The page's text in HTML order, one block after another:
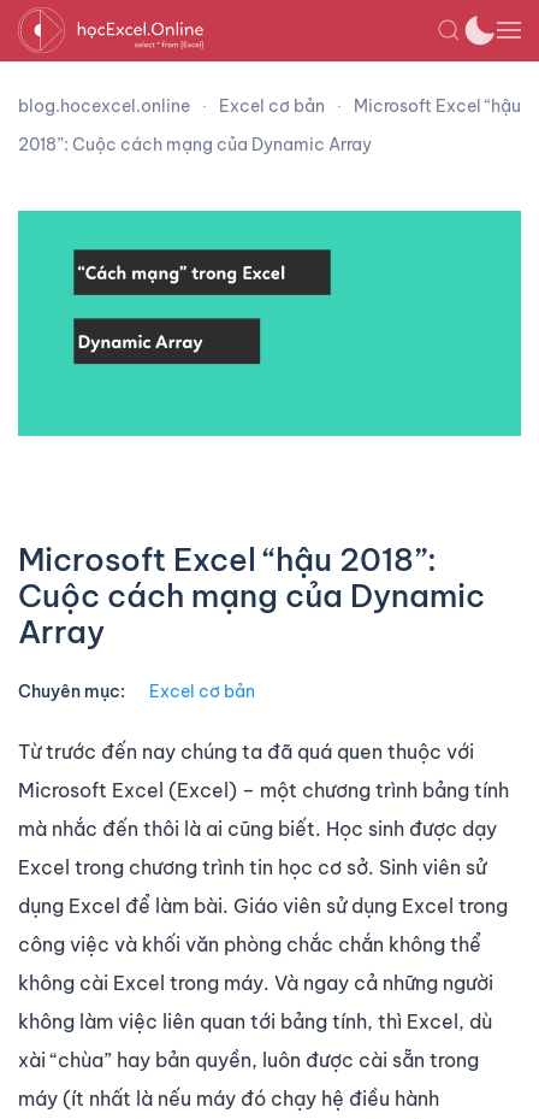
blog.hocexcel.online Excel cơ bản
Microsoft Excel “hậu
2018”: Cuộc cách mạng của Dynamic Array
Microsoft Excel “hậu 2018”:
Cuộc cách mạng của Dynamic
Array
Chuyên mục: Excel cơ bản
Từ trước đến nay chúng ta đã quá quen thuộc với
Microsoft Excel (Excel) – một chương trình bảng tính
mà nhắc đến thôi là ai cũng biết. Học sinh được dạy
Excel trong chương trình tin học cơ sở. Sinh viên sử
dụng Excel để làm bài. Giáo viên sử dụng Excel trong
công việc và khối văn phòng chắc chắn không thể
không cài Excel trong máy. Và ngay cả những người
không làm việc liên quan tới bảng tính, thì Excel, dù
xài “chùa” hay bản quyền, luôn được cài sẵn trong
máy (ít nhất là nếu máy đó chạy hệ điều hành